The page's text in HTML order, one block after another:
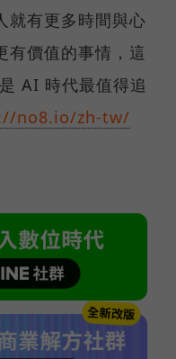
就有更多時間與心
有價值的事情，這
AI 時代最值得追
no8.io/zh-tw/